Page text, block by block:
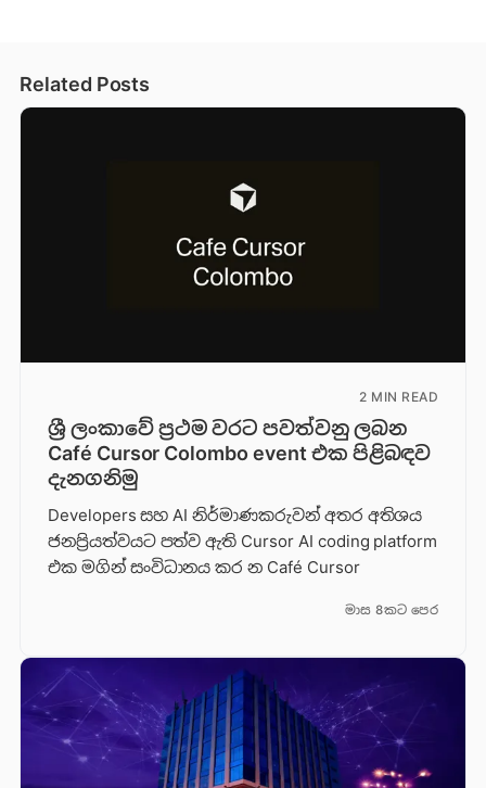
Related Posts
2 MIN READ
ශ්‍රී ලංකාවේ ප්‍රථම වරට පවත්වනු ලබන
Café Cursor Colombo event එක පිළිබඳව
දැනගනිමු
Developers සහ AI නිර්මාණකරුවන් අතර අතිශය
ජනප්‍රියත්වයට පත්ව ඇති Cursor AI coding platform
එක මගින් සංවිධානය කර න Café Cursor
මාස 8කට පෙර